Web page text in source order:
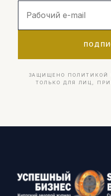
ЗАЩИЩЕНО ПОЛИТИКОЙ
ТОЛЬКО ДЛЯ ЛИЦ,